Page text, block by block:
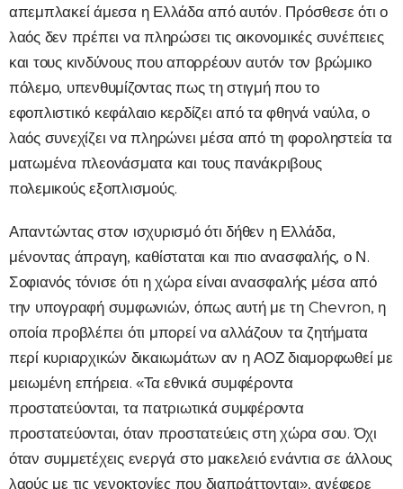
απεμπλακεί άμεσα η Ελλάδα από αυτόν. Πρόσθεσε ότι ο
λαός δεν πρέπει να πληρώσει τις οικονομικές συνέπειες
και τους κινδύνους που απορρέουν αυτόν τον βρώμικο
πόλεμο, υπενθυμίζοντας πως τη στιγμή που το
εφοπλιστικό κεφάλαιο κερδίζει από τα φθηνά ναύλα, ο
λαός συνεχίζει να πληρώνει μέσα από τη φοροληστεία τα
ματωμένα πλεονάσματα και τους πανάκριβους
πολεμικούς εξοπλισμούς.
Απαντώντας στον ισχυρισμό ότι δήθεν η Ελλάδα,
μένοντας άπραγη, καθίσταται και πιο ανασφαλής, ο Ν.
Σοφιανός τόνισε ότι η χώρα είναι ανασφαλής μέσα από
την υπογραφή συμφωνιών, όπως αυτή με τη Chevron, η
οποία προβλέπει ότι μπορεί να αλλάζουν τα ζητήματα
περί κυριαρχικών δικαιωμάτων αν η ΑΟΖ διαμορφωθεί με
μειωμένη επήρεια. «Τα εθνικά συμφέροντα
προστατεύονται, τα πατριωτικά συμφέροντα
προστατεύονται, όταν προστατεύεις στη χώρα σου. Όχι
όταν συμμετέχεις ενεργά στο μακελειό ενάντια σε άλλους
λαούς με τις γενοκτονίες που διαπράττονται», ανέφερε